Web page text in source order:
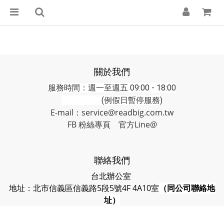
關於我們
服務時間：週一至週五 09:00 - 18:00
(例假日暫停服務)
E-mail：service@readbig.com.tw
FB 粉絲專頁
官方Line@
聯絡我們
台北辦公室
地址：北市信義區信義路5段5號4F 4A10室 （同公司聯絡地
址）